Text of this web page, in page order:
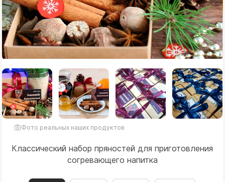
Фото реальных наших продуктов
Классический набор пряностей для приготовления
согревающего напитка